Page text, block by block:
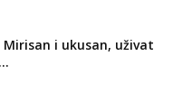
Mirisan i ukusan, uživat